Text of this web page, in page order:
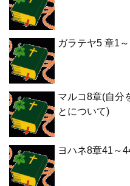
ガラテヤ5 章1
マルコ8章(自分
とについて)
ヨハネ8章41～